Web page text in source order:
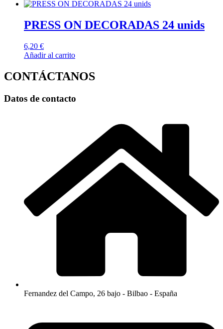
PRESS ON DECORADAS 24 unids
6,20 €
Añadir al carrito
CONTÁCTANOS
Datos de contacto
Fernandez del Campo, 26 bajo - Bilbao - España